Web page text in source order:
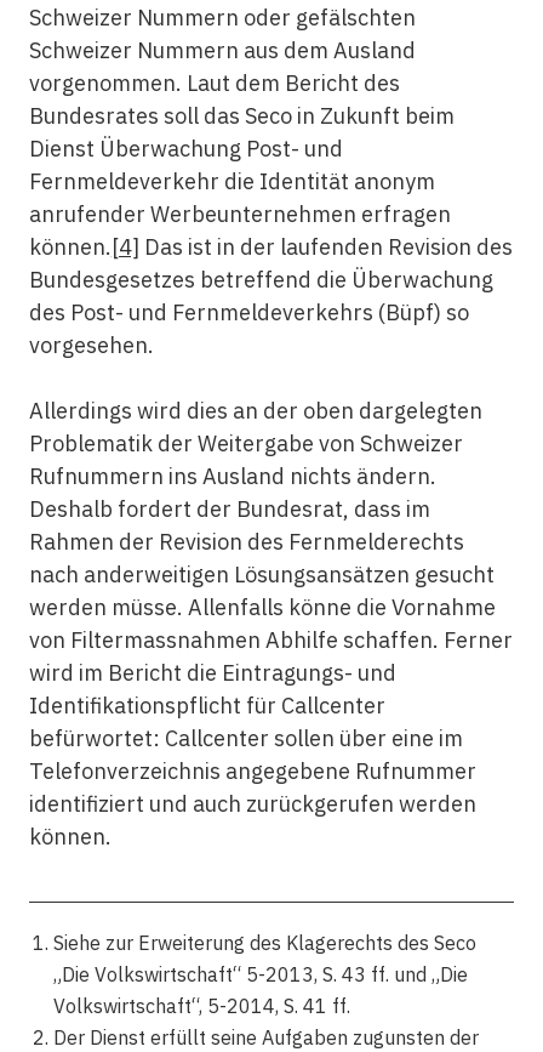
Schweizer Nummern oder gefälschten
Schweizer Nummern aus dem Ausland
vorgenommen. Laut dem Bericht des
Bundesrates soll das Seco in Zukunft beim
Dienst Überwachung Post- und
Fernmeldeverkehr die Identität anonym
anrufender Werbeunternehmen erfragen
können.[4] Das ist in der laufenden Revision des
Bundesgesetzes betreffend die Überwachung
des Post- und Fernmeldeverkehrs (Büpf) so
vorgesehen.
Allerdings wird dies an der oben dargelegten
Problematik der Weitergabe von Schweizer
Rufnummern ins Ausland nichts ändern.
Deshalb fordert der Bundesrat, dass im
Rahmen der Revision des Fernmelderechts
nach anderweitigen Lösungsansätzen gesucht
werden müsse. Allenfalls könne die Vornahme
von Filtermassnahmen Abhilfe schaffen. Ferner
wird im Bericht die Eintragungs- und
Identifikationspflicht für Callcenter
befürwortet: Callcenter sollen über eine im
Telefonverzeichnis angegebene Rufnummer
identifiziert und auch zurückgerufen werden
können.
Siehe zur Erweiterung des Klagerechts des Seco
„Die Volkswirtschaft“ 5-2013, S. 43 ff. und „Die
Volkswirtschaft“, 5-2014, S. 41 ff.
Der Dienst erfüllt seine Aufgaben zugunsten der